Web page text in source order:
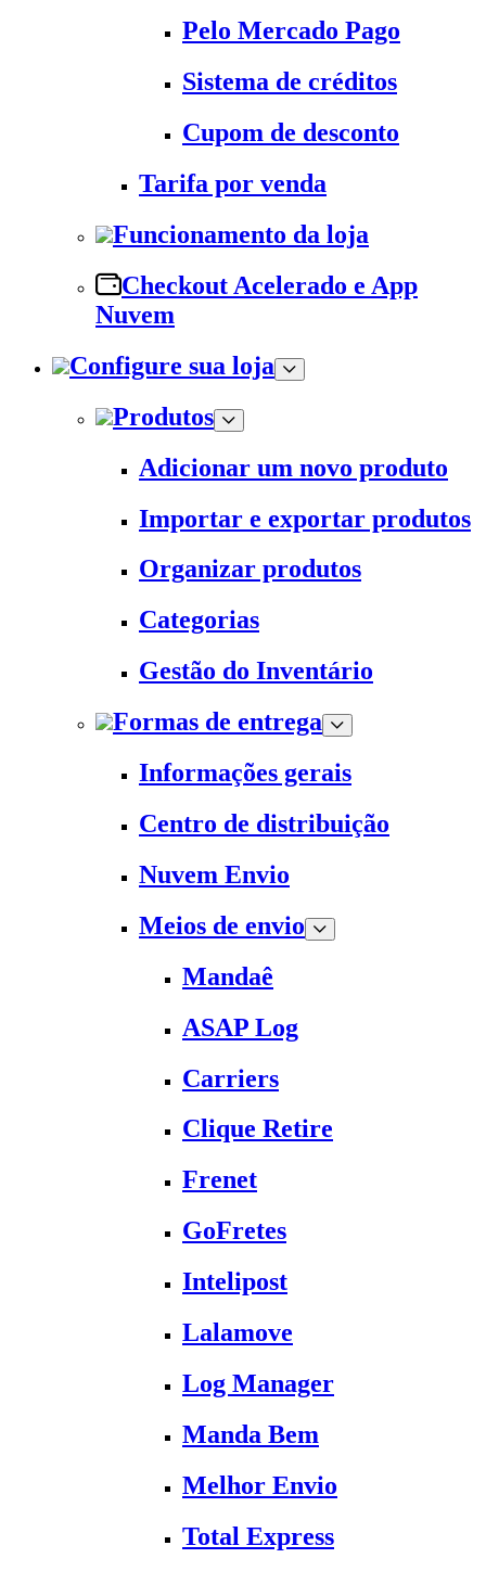
Pelo Mercado Pago
Sistema de créditos
Cupom de desconto
Tarifa por venda
Funcionamento da loja
Checkout Acelerado e App
Nuvem
Configure sua loja
Produtos
Adicionar um novo produto
Importar e exportar produtos
Organizar produtos
Categorias
Gestão do Inventário
Formas de entrega
Informações gerais
Centro de distribuição
Nuvem Envio
Meios de envio
Mandaê
ASAP Log
Carriers
Clique Retire
Frenet
GoFretes
Intelipost
Lalamove
Log Manager
Manda Bem
Melhor Envio
Total Express